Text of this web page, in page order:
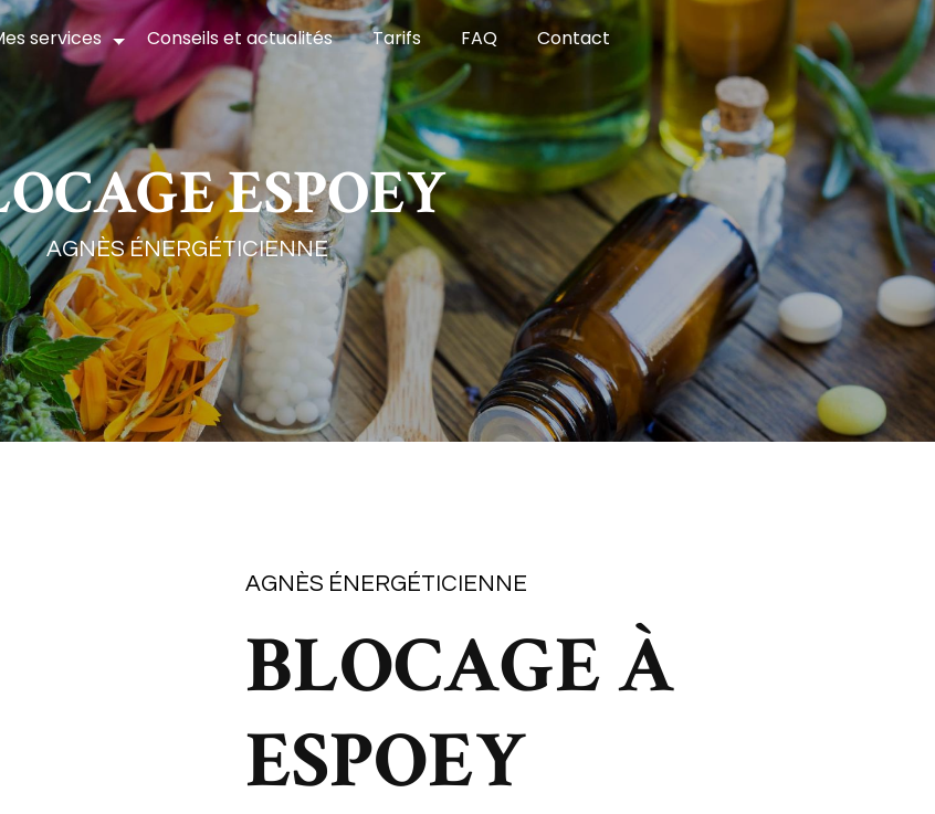
services Conseils et actualités Tarifs FAQ Contact
ESPOEY
AGNÈS ÉNERGÉTICIENNE
AGNÈS ÉNERGÉTICIENNE
BLOCAGE À
ESPOEY